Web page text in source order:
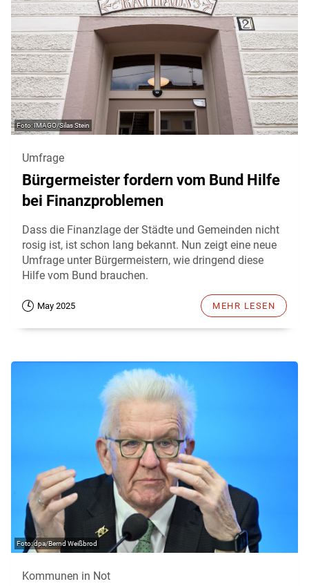
IMAGO/Silas Stein
Umfrage
Bürgermeister fordern vom Bund Hilfe
bei Finanzproblemen
Dass die Finanzlage der Städte und Gemeinden nicht
rosig ist, ist schon lang bekannt. Nun zeigt eine neue
Umfrage unter Bürgermeistern, wie dringend diese
Hilfe vom Bund brauchen.
May 2025 MEHR LESEN
dpa/Bernd Weißbrod
Kommunen in Not